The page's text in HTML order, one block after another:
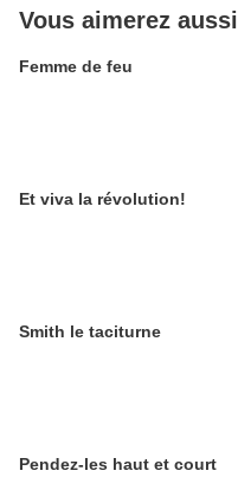
Vous aimerez aussi
Femme de feu
Et viva la révolution!
Smith le taciturne
Pendez-les haut et court